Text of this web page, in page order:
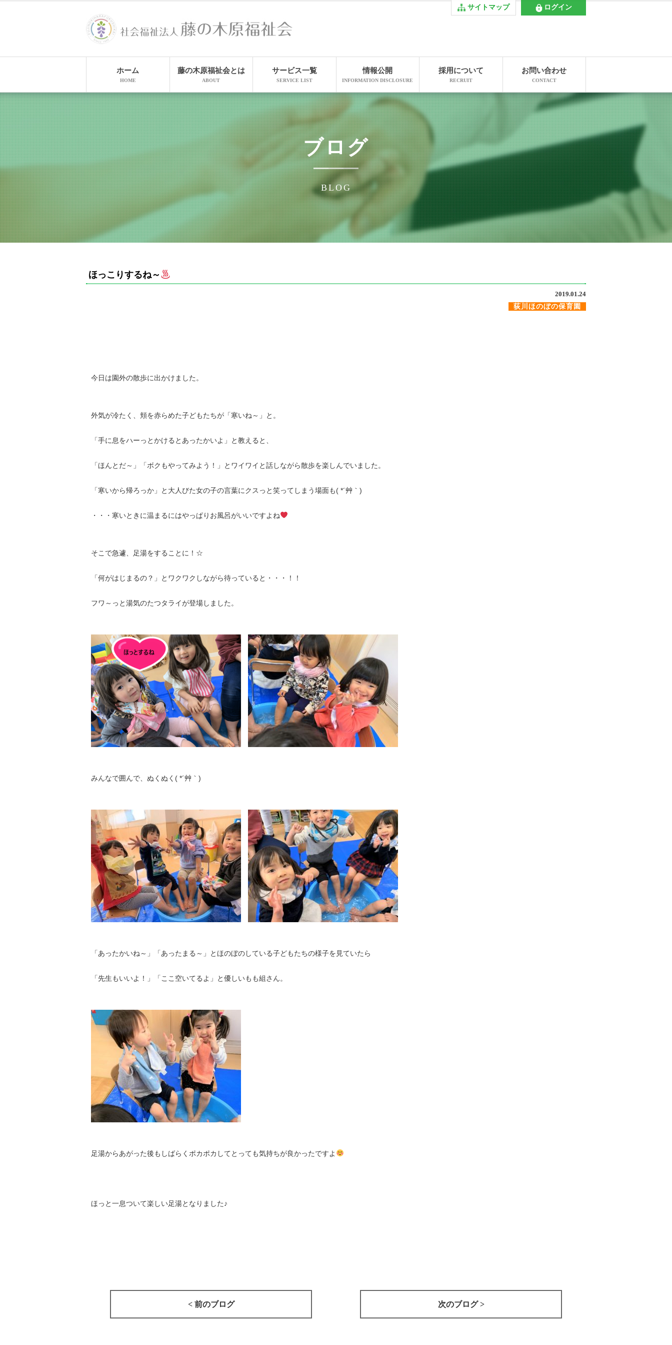
サイトマップ ログイン
ホーム
HOME
藤の木原福祉会とは
ABOUT
サービス一覧
SERVICE LIST
情報公開
INFORMATION DISCLOSURE
採用について
RECRUIT
お問い合わせ
CONTACT
ブログ
BLOG
ほっこりするね～
2019.01.24
荻川ほのぼの保育園
今日は園外の散歩に出かけました。
外気が冷たく、頬を赤らめた子どもたちが「寒いね～」と。
「手に息をハーっとかけるとあったかいよ」と教えると、
「ほんとだ～」「ボクもやってみよう！」とワイワイと話しながら散歩を楽しんでいました。
「寒いから帰ろっか」と大人びた女の子の言葉にクスっと笑ってしまう場面も( *´艸｀)
・・・寒いときに温まるにはやっぱりお風呂がいいですよね
そこで急遽、足湯をすることに！☆
「何がはじまるの？」とワクワクしながら待っていると・・・！！
フワ～っと湯気のたつタライが登場しました。
みんなで囲んで、ぬくぬく( *´艸｀)
「あったかいね～」「あったまる～」とほのぼのしている子どもたちの様子を見ていたら
「先生もいいよ！」「ここ空いてるよ」と優しいもも組さん。
足湯からあがった後もしばらくポカポカしてとっても気持ちが良かったですよ
ほっと一息ついて楽しい足湯となりました♪
< 前のブログ 次のブログ >